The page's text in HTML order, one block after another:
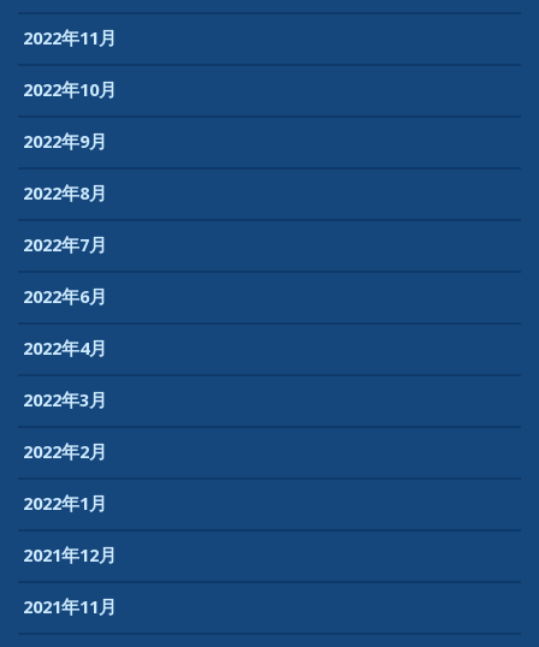
2022年11月
2022年10月
2022年9月
2022年8月
2022年7月
2022年6月
2022年4月
2022年3月
2022年2月
2022年1月
2021年12月
2021年11月